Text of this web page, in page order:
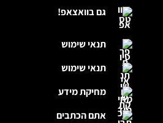
גם בוואצאפ!
תנאי שימוש
תנאי שימוש
מחיקת מידע
אתם הכתבים